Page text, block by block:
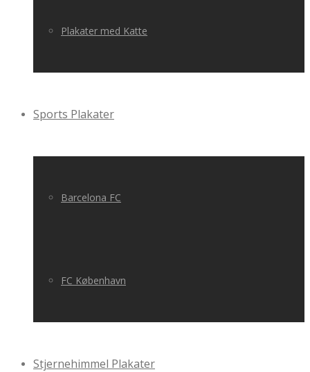
Plakater med Katte
Sports Plakater
Barcelona FC
FC København
Stjernehimmel Plakater